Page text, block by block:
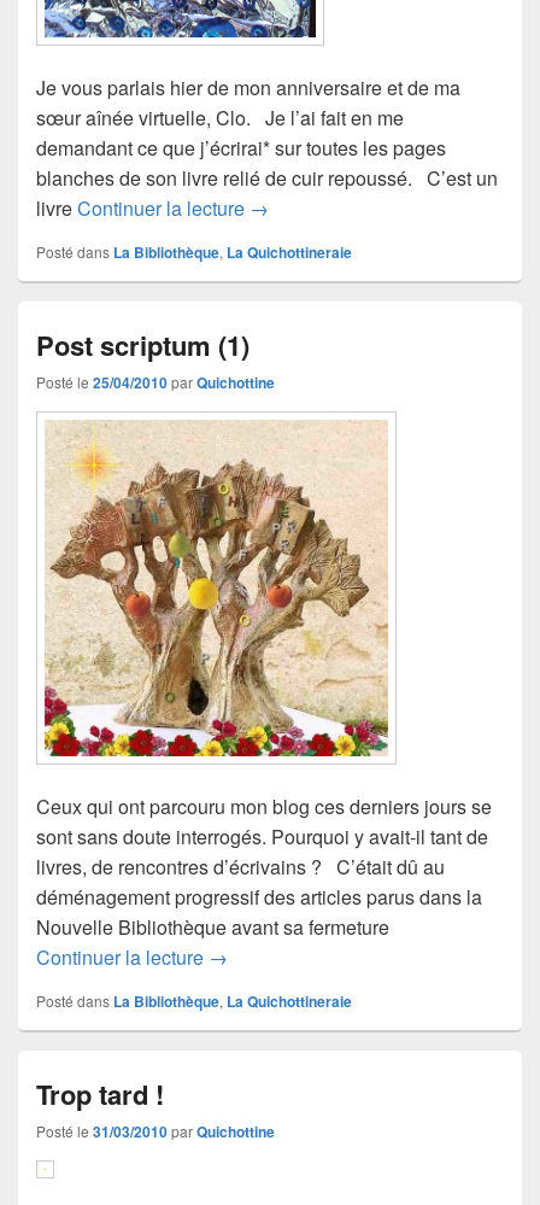
Je vous parlais hier de mon anniversaire et de ma
sœur aînée virtuelle, Clo. Je l’ai fait en me
demandant ce que j’écrirai* sur toutes les pages
blanches de son livre relié de cuir repoussé. C’est un
livreContinuer la lecture Post scriptum (2)
→
Posté dans La Bibliothèque, La Quichottineraie
Post scriptum (1)
Posté le 25/04/2010parQuichottine
Ceux qui ont parcouru mon blog ces derniers jours se
sont sans doute interrogés. Pourquoi y avait-il tant de
livres, de rencontres d’écrivains ? C’était dû au
déménagement progressif des articles parus dans la
Nouvelle Bibliothèque avant sa fermeture
Continuer la lecture Post scriptum (1)
→
Posté dans La Bibliothèque, La Quichottineraie
Trop tard !
Posté le 31/03/2010parQuichottine